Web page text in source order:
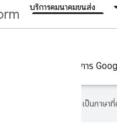
บริการคมนาคมขนส่ง
คอลเล็กชันของบริการ
คโนโลยี AI เพื่อแปลเนื้อหาเป็นภา